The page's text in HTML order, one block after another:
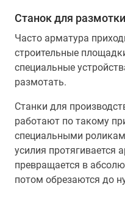
Станок для
Часто арматура
строительные
специальные
размотать.
Станки для
работают по такому
специальными
усилия протягивается
превращается в
потом обрезаются до